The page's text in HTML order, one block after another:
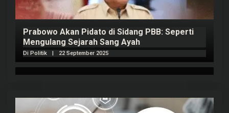
Prabowo Akan Pidato di Sidang PBB: Seperti
Mengulang Sejarah Sang Ayah
Di Politik 22 September 2025